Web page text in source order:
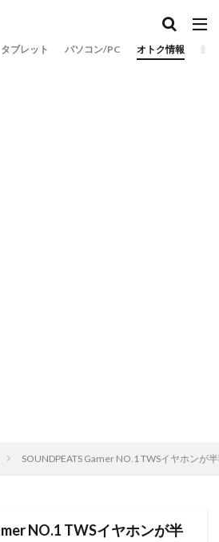
タブレット パソコン/PC オトク情報 旅
SOUNDPEATS Gamer NO.1 TWSイヤホン
NO.1 TWSイヤホンが半